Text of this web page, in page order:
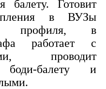
балету. Готовит
в ВУЗы
профиля, в
работает с
проводит
балету и